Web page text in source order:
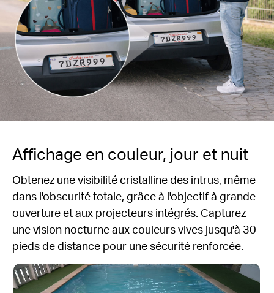
Affichage en couleur, jour et nuit
Obtenez une visibilité cristalline des intrus, même
dans l'obscurité totale, grâce à l'objectif à grande
ouverture et aux projecteurs intégrés. Capturez
une vision nocturne aux couleurs vives jusqu'à 30
pieds de distance pour une sécurité renforcée.